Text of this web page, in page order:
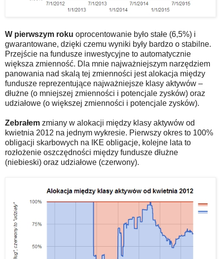
W pierwszym roku oprocentowanie było stałe (6,5%) i
gwarantowane, dzięki czemu wyniki były bardzo o stabilne.
Przejście na fundusze inwestycyjne to automatycznie
większa zmienność. Dla mnie najważniejszym narzędziem
panowania nad skalą tej zmienności jest alokacja między
fundusze reprezentujące najważniejsze klasy aktywów –
dłużne (o mniejszej zmienności i potencjale zysków) oraz
udziałowe (o większej zmienności i potencjale zysków).
Zebrałem zmiany w alokacji między klasy aktywów od
kwietnia 2012 na jednym wykresie. Pierwszy okres to 100%
obligacji skarbowych na IKE obligacje, kolejne lata to
rozłożenie oszczędności między fundusze dłużne
(niebieski) oraz udziałowe (czerwony).